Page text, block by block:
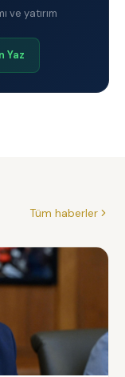
ve yatırım
Yaz
Tüm haberler